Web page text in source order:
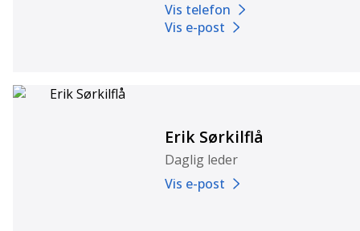
Vis telefon
Vis e-post
Erik Sørkilflå
Daglig leder
Vis e-post